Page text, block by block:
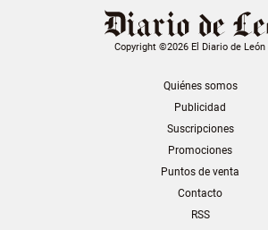
Copyright ©2026 El Diario de León
Quiénes somos
Publicidad
Suscripciones
Promociones
Puntos de venta
Contacto
RSS